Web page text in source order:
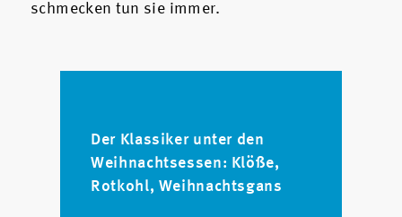
schmecken tun sie immer.
Der Klassiker unter den
Weihnachtsessen: Klöße,
Rotkohl, Weihnachtsgans